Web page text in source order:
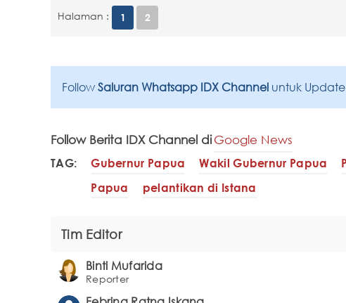
Halaman : 1 2
Follow Saluran Whatsapp IDX Channel untuk
Follow Berita IDX Channel diGoogle News
TAG: Gubernur Papua Wakil Gubernur Papua
Papua
pelantikan di Istana
Tim Editor
Binti Mufarida
Reporter